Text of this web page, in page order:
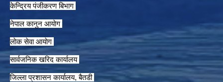
केन्द्रिय पंजीकरण बिभाग
नेपाल कानुन आयाेग
लाेक सेवा आयाेग
सार्वजनिक खरिद कार्यालय
जिल्ला प्रशासन कार्यालय, बैतडी